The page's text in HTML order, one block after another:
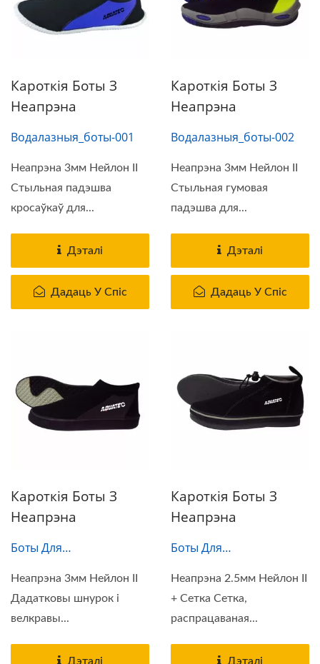
Кароткія Боты З
Неапрэна
Водалазныя_боты-001
Неапрэна 3мм Нейлон II
Стыльная падэшва
кросаўкаў для...
Дэталі
Дадаць У Спіс
Кароткія Боты З
Неапрэна
Водалазныя_боты-002
Неапрэна 3мм Нейлон II
Стыльная гумовая
падэшва для...
Дэталі
Дадаць У Спіс
Кароткія Боты З
Неапрэна
Боты Для
Неапрэна 3мм Нейлон II
Дадатковы шнурок і
велкравы...
Дэталі
Кароткія Боты З
Неапрэна
Боты Для
Неапрэна 2.5мм Нейлон II
+ Сетка Сетка,
распрацаваная...
Дэталі